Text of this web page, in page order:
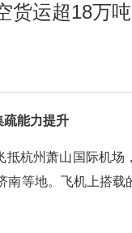
货运超18万吨
疏能力提升
杭州萧山国际机场
南等地。飞机上搭